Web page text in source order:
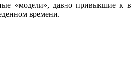
«модели», давно привыкшие к
времени.